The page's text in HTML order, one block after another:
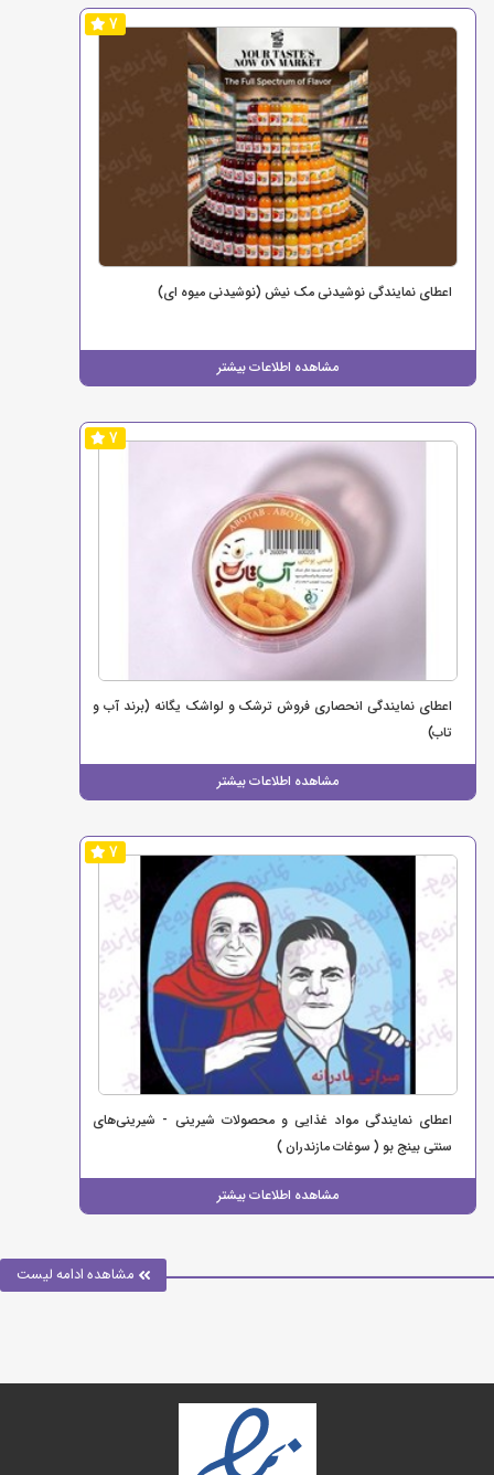
7
اعطای نمایندگی نوشیدنی مک نیش (نوشیدنی میوه ای)
مشاهده اطلاعات بیشتر
7
اعطای نمایندگی انحصاری فروش ترشک و لواشک یگانه (برند آب و
تاب)
مشاهده اطلاعات بیشتر
7
اعطای نمایندگی مواد غذایی و محصولات شیرینی - شیرینی‌های
سنتی بینج بو ( سوغات مازندران )
مشاهده اطلاعات بیشتر
مشاهده ادامه لیست